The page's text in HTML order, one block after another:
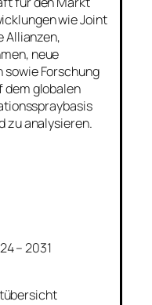
wie Joint
Allianzen,
neue
Forschung
dem globalen
zu analysieren.
– 2031